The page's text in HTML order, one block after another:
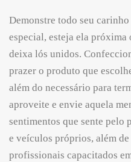
Demonstre todo seu
especial, esteja ela próxima
deixa lós unidos.
prazer o produto que
além do necessário para
aproveite e envie aquela
sentimentos que sente pelo
e veículos próprios, além
profissionais capacitados